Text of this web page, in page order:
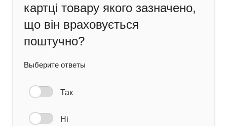
картці товару якого зазначено,
що він враховується
поштучно?
Выберите ответы
Так
Ні